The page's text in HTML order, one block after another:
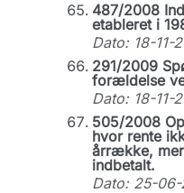
487/2008
etableret i
Dato: 18-11-
291/2009
forældelse
Dato: 18-11-
505/2008
hvor rente
årrække,
indbetalt.
Dato: 25-